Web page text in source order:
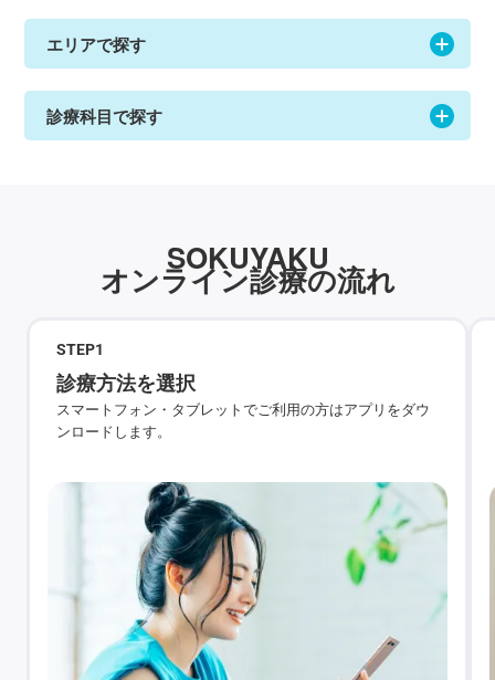
エリアで探す
診療科目で探す
SOKUYAKU
オンライン診療の流れ
STEP1
診療方法を選択
スマートフォン・タブレットでご利用の方はアプリをダウ
ンロードします。